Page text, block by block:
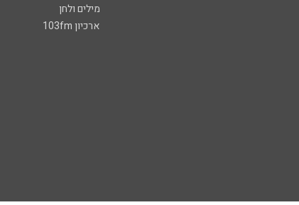
מילים ולחן
ארכיון 103fm